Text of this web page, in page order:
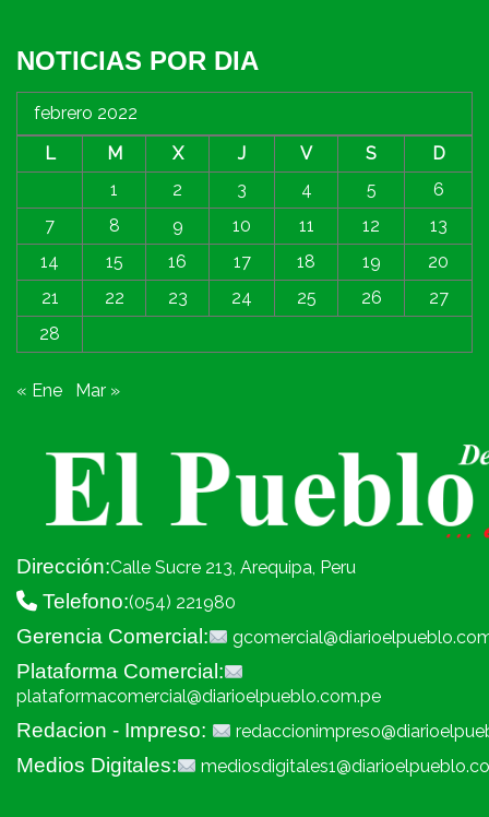
NOTICIAS POR DIA
febrero 2022
L
M X J V S
D
1
2 3 4 5
6
7
8 9 10 11 12
13
14
15 16 17 18 19
20
21
22 23 24 25 26
27
28
« Ene Mar »
Dirección:Calle Sucre 213, Arequipa, Peru
Telefono:(054) 221980
Gerencia Comercial:
Plataforma Comercial:
plataformacomercial@diarioelpueblo.com.pe
Redacion - Impreso:
Medios Digitales: